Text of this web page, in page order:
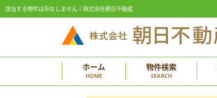
該当する物件は存在しません｜株式会社朝日不動産
ホーム
HOME
物件検索
SEARCH